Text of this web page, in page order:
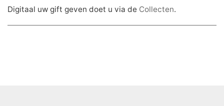
Digitaal uw gift geven doet u via de Collecten.